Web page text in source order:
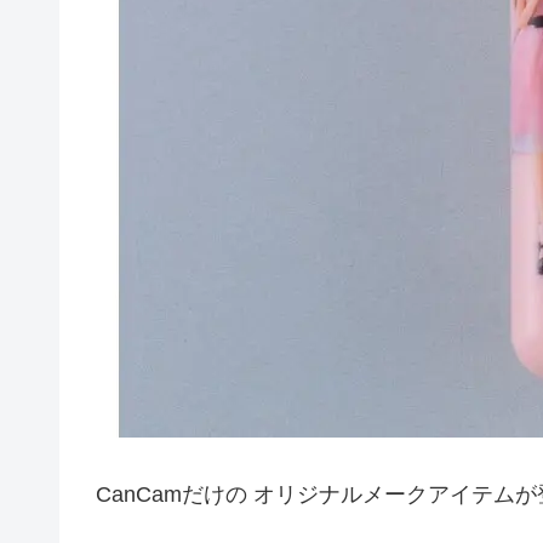
CanCamだけの オリジナルメークアイテムが